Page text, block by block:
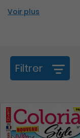
Voir plus
Filtrer